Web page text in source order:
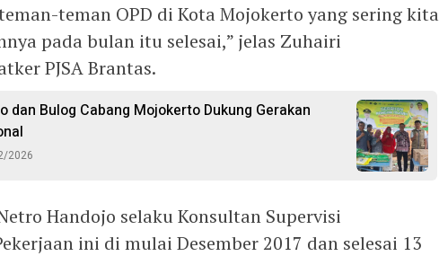
teman OPD di Kota Mojokerto yang sering kita
pada bulan itu selesai,” jelas Zuhairi
PJSA Brantas.
dan Bulog Cabang Mojokerto Dukung Gerakan
2026
Handojo selaku Konsultan Supervisi
ini di mulai Desember 2017 dan selesai 13